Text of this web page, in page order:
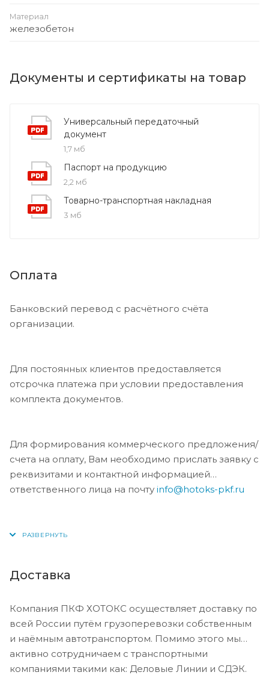
Материал
железобетон
Документы и сертификаты на товар
Универсальный передаточный
документ
1,7 мб
Паспорт на продукцию
2,2 мб
Товарно-транспортная накладная
3 мб
Оплата
Банковский перевод с расчётного счёта
организации.
Для постоянных клиентов предоставляется
отсрочка платежа при условии предоставления
комплекта документов.
Для формирования коммерческого предложения/
счета на оплату, Вам необходимо прислать заявку с
реквизитами и контактной информацией
ответственного лица на почту info@hotoks-pkf.ru
Доставка
Компания ПКФ ХОТОКС осуществляет доставку по
всей России путём грузоперевозки собственным
и наёмным автотранспортом. Помимо этого мы
активно сотрудничаем с транспортными
компаниями такими как: Деловые Линии и СДЭК.